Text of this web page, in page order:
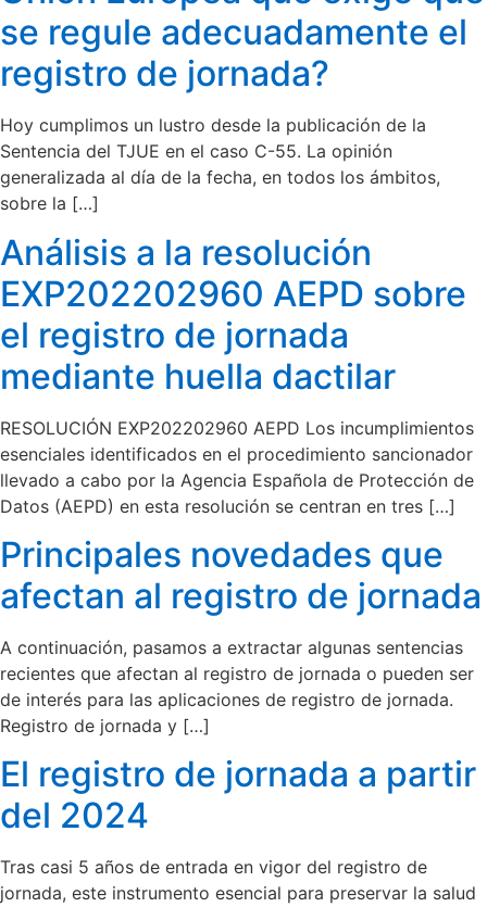
se regule adecuadamente el
registro de jornada?
Hoy cumplimos un lustro desde la publicación de la
Sentencia del TJUE en el caso C-55. La opinión
generalizada al día de la fecha, en todos los ámbitos,
sobre la […]
Análisis a la resolución
EXP202202960 AEPD sobre
el registro de jornada
mediante huella dactilar
RESOLUCIÓN EXP202202960 AEPD Los incumplimientos
esenciales identificados en el procedimiento sancionador
llevado a cabo por la Agencia Española de Protección de
Datos (AEPD) en esta resolución se centran en tres […]
Principales novedades que
afectan al registro de jornada
A continuación, pasamos a extractar algunas sentencias
recientes que afectan al registro de jornada o pueden ser
de interés para las aplicaciones de registro de jornada.
Registro de jornada y […]
El registro de jornada a partir
del 2024
Tras casi 5 años de entrada en vigor del registro de
jornada, este instrumento esencial para preservar la salud